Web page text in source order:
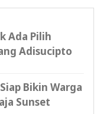
Ada Pilih
Adisucipto
Bikin Warga
Sunset